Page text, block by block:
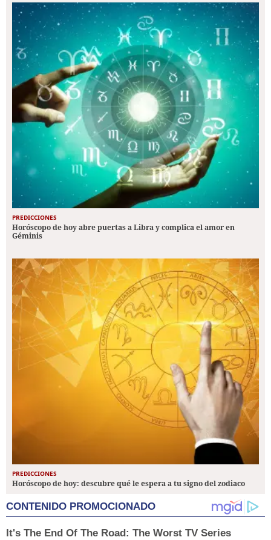
PREDICCIONES
Horóscopo de hoy abre puertas a Libra y complica el amor en
Géminis
PREDICCIONES
Horóscopo de hoy: descubre qué le espera a tu signo del zodiaco
CONTENIDO PROMOCIONADO
It's The End Of The Road: The Worst TV Series